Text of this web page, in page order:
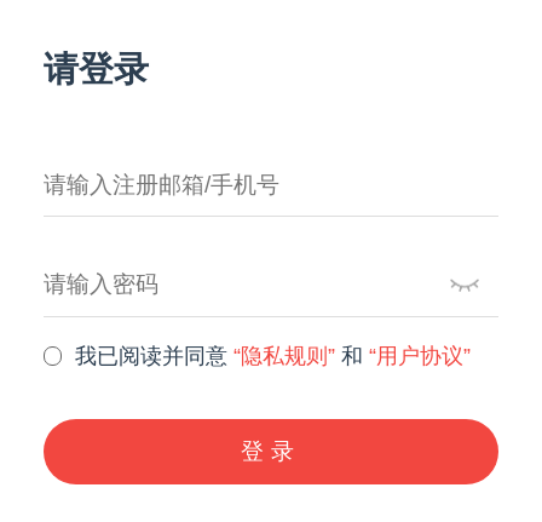
请登录
我已阅读并同意“隐私规则” 和“用户协议”
登录